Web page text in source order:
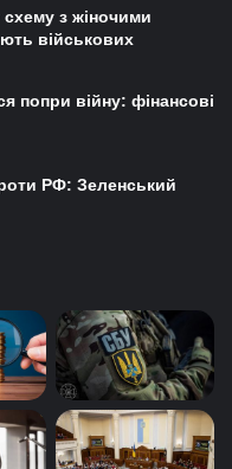
з жіночими
військових
попри війну: фінансові
РФ: Зеленський